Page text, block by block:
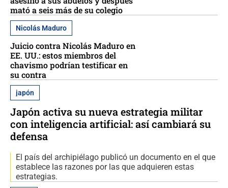
mató a seis más de su colegio
Nicolás Maduro
Juicio contra Nicolás Maduro en
EE. UU.: estos miembros del
chavismo podrían testificar en
su contra
japón
Japón activa su nueva estrategia militar
con inteligencia artificial: así cambiará su
defensa
El país del archipiélago publicó un documento en el que
establece las razones por las que adquieren estas
estrategias.